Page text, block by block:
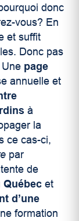
donc
vous? En
et suffit
Donc pas
page
annuelle et
à
la
ce cas-ci,
par
de
Québec et
d’une
formation